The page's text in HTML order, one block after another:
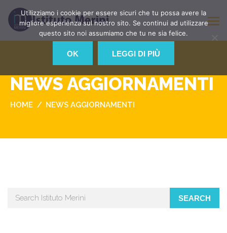
NEWS AGGIORNAMENTI
HOME NEWS AGGIORNAMENTI
SEARCH
Utilizziamo i cookie per essere sicuri che tu possa avere la
migliore esperienza sul nostro sito. Se continui ad utilizzare
questo sito noi assumiamo che tu ne sia felice.
OK LEGGI DI PIÙ